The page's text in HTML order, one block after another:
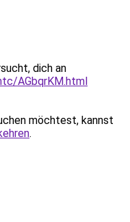
dich an
AGbqrKM.html
möchtest, kannst
.